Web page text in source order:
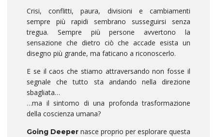
Crisi, conflitti, paura, divisioni e cambiamenti
sempre più rapidi sembrano susseguirsi senza
tregua. Sempre più persone avvertono la
sensazione che dietro ciò che accade esista un
disegno più grande, ma faticano a riconoscerlo.
E se il caos che stiamo attraversando non fosse il
segnale che tutto sta andando nella direzione
sbagliata…
…ma il sintomo di una profonda trasformazione
della coscienza umana?
Going Deeper nasce proprio per esplorare questa